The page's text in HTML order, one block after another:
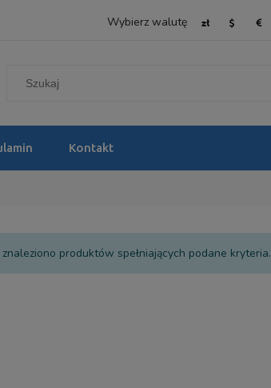
Wybierz walutę
Kontakt
znaleziono produktów spełniających podane kryteria.